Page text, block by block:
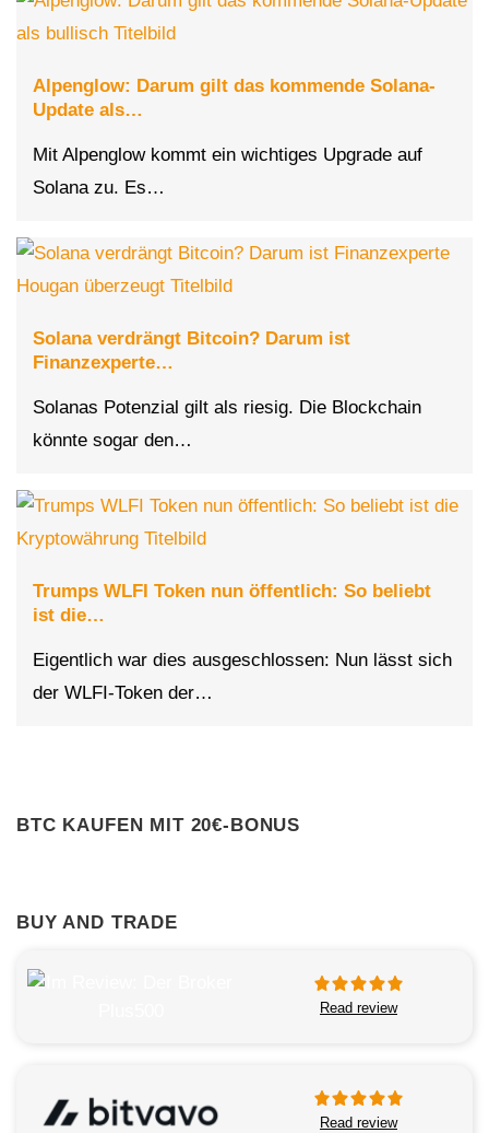
Alpenglow: Darum gilt das kommende Solana-
Update als…
Mit Alpenglow kommt ein wichtiges Upgrade auf
Solana zu. Es…
Solana verdrängt Bitcoin? Darum ist
Finanzexperte…
Solanas Potenzial gilt als riesig. Die Blockchain
könnte sogar den…
Trumps WLFI Token nun öffentlich: So beliebt
ist die…
Eigentlich war dies ausgeschlossen: Nun lässt sich
der WLFI-Token der…
BTC KAUFEN MIT 20€-BONUS
BUY AND TRADE
Read review
Read review